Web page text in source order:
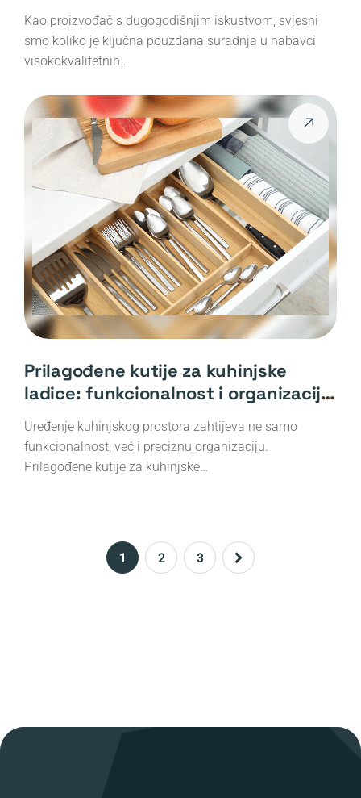
Kao proizvođač s dugogodišnjim iskustvom, svjesni
smo koliko je ključna pouzdana suradnja u nabavci
visokokvalitetnih…
Prilagođene kutije za kuhinjske
ladice: funkcionalnost i organizacija
na novom nivou
Uređenje kuhinjskog prostora zahtijeva ne samo
funkcionalnost, već i preciznu organizaciju.
Prilagođene kutije za kuhinjske…
1 2 3